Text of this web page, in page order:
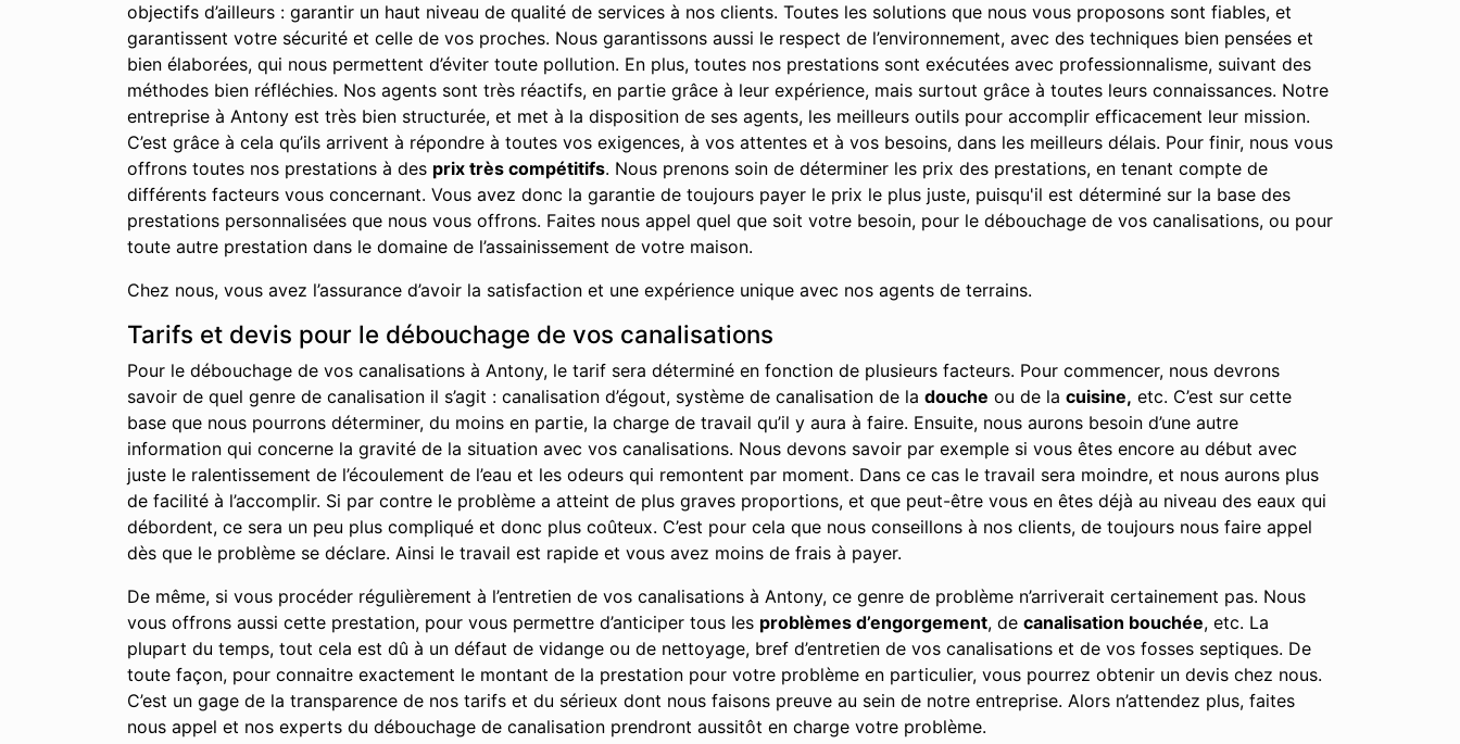
objectifs d’ailleurs : garantir un haut niveau de qualité de services à nos clients. Toutes les solutions que nous vous proposons sont fiables, et
garantissent votre sécurité et celle de vos proches. Nous garantissons aussi le respect de l’environnement, avec des techniques bien pensées et
bien élaborées, qui nous permettent d’éviter toute pollution. En plus, toutes nos prestations sont exécutées avec professionnalisme, suivant des
méthodes bien réfléchies. Nos agents sont très réactifs, en partie grâce à leur expérience, mais surtout grâce à toutes leurs connaissances. Notre
entreprise à Antony est très bien structurée, et met à la disposition de ses agents, les meilleurs outils pour accomplir efficacement leur mission.
C’est grâce à cela qu’ils arrivent à répondre à toutes vos exigences, à vos attentes et à vos besoins, dans les meilleurs délais. Pour finir, nous vous
offrons toutes nos prestations à des prix très compétitifs. Nous prenons soin de déterminer les prix des prestations, en tenant compte de
différents facteurs vous concernant. Vous avez donc la garantie de toujours payer le prix le plus juste, puisqu'il est déterminé sur la base des
prestations personnalisées que nous vous offrons. Faites nous appel quel que soit votre besoin, pour le débouchage de vos canalisations, ou pour
toute autre prestation dans le domaine de l’assainissement de votre maison.
Chez nous, vous avez l’assurance d’avoir la satisfaction et une expérience unique avec nos agents de terrains.
Tarifs et devis pour le débouchage de vos canalisations
Pour le débouchage de vos canalisations à Antony, le tarif sera déterminé en fonction de plusieurs facteurs. Pour commencer, nous devrons
savoir de quel genre de canalisation il s’agit : canalisation d’égout, système de canalisation de la douche ou de la cuisine, etc. C’est sur cette
base que nous pourrons déterminer, du moins en partie, la charge de travail qu’il y aura à faire. Ensuite, nous aurons besoin d’une autre
information qui concerne la gravité de la situation avec vos canalisations. Nous devons savoir par exemple si vous êtes encore au début avec
juste le ralentissement de l’écoulement de l’eau et les odeurs qui remontent par moment. Dans ce cas le travail sera moindre, et nous aurons plus
de facilité à l’accomplir. Si par contre le problème a atteint de plus graves proportions, et que peut-être vous en êtes déjà au niveau des eaux qui
débordent, ce sera un peu plus compliqué et donc plus coûteux. C’est pour cela que nous conseillons à nos clients, de toujours nous faire appel
dès que le problème se déclare. Ainsi le travail est rapide et vous avez moins de frais à payer.
De même, si vous procéder régulièrement à l’entretien de vos canalisations à Antony, ce genre de problème n’arriverait certainement pas. Nous
vous offrons aussi cette prestation, pour vous permettre d’anticiper tous les problèmes d’engorgement, de canalisation bouchée, etc. La
plupart du temps, tout cela est dû à un défaut de vidange ou de nettoyage, bref d’entretien de vos canalisations et de vos fosses septiques. De
toute façon, pour connaitre exactement le montant de la prestation pour votre problème en particulier, vous pourrez obtenir un devis chez nous.
C’est un gage de la transparence de nos tarifs et du sérieux dont nous faisons preuve au sein de notre entreprise. Alors n’attendez plus, faites
nous appel et nos experts du débouchage de canalisation prendront aussitôt en charge votre problème.